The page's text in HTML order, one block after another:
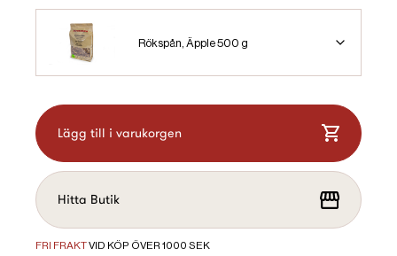
Rökspån, Äpple 500 g
Lägg till i varukorgen
Hitta Butik
FRI FRAKTVID KÖP ÖVER 1000 SEK